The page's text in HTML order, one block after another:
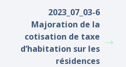
2023_07_03-6
Majoration de la
cotisation de taxe
d’habitation sur les
résidences